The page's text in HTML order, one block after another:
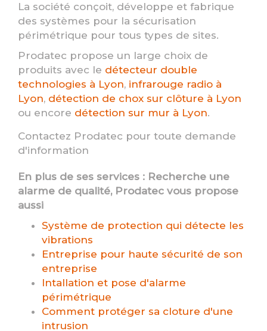
La société conçoit, développe et fabrique
des systèmes pour la sécurisation
périmétrique pour tous types de sites.
Prodatec propose un large choix de
produits avec le détecteur double
technologies à Lyon, infrarouge radio à
Lyon, détection de chox sur clôture à Lyon
ou encore détection sur mur à Lyon.
Contactez Prodatec pour toute demande
d'information
En plus de ses services : Recherche une
alarme de qualité, Prodatec vous propose
aussi
Système de protection qui détecte les
vibrations
Entreprise pour haute sécurité de son
entreprise
Intallation et pose d'alarme
périmétrique
Comment protéger sa cloture d'une
intrusion